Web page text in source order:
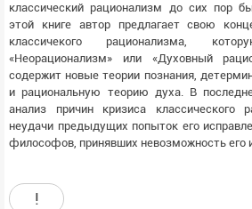
классический рационализм до сих пор
этой книге автор предлагает свою
классичекого рационализма,
«Неорационализм» или «Духовный
содержит новые теории познания,
и рациональную теорию духа. В
анализ причин кризиса классического
неудачи предыдущих попыток его
философов, принявших невозможность его
!